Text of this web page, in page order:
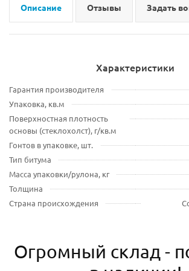
Описание Отзывы Задать
Характеристики
Гарантия производителя
Упаковка, кв.м
Поверхностная плотность
основы (стеклохолст), г/кв.м
Гонтов в упаковке, шт.
Тип битума
Масса упаковки/рулона, кг
Толщина
Страна происхождения
Огромный склад -